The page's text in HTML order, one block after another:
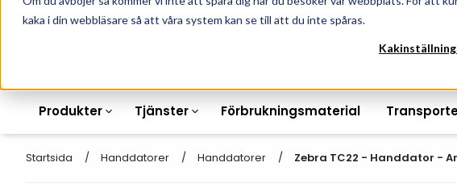
kaka i din webbläsare så att våra system kan se till att du inte spåras.
010-162 61 90 Lösningar för
Produkter Tjänster Förbrukningsmaterial
Startsida Handdatorer Handdatorer Zebra TC22 - Handdator -